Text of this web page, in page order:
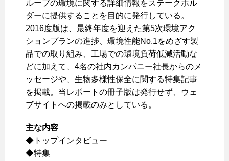
ループの環境に関する詳細情報をステークホル
ダーに提供することを目的に発行している。
2016度版は、最終年度を迎えた第5次環境アク
ションプランの進捗、環境性能No.1をめざす製
品での取り組み、工場での環境負荷低減活動な
どに加えて、4名の社内カンパニー社長からのメ
ッセージや、生物多様性保全に関する特集記事
を掲載。当レポートの冊子版は発行せず、ウェ
ブサイトへの掲載のみとしている。
主な内容
◆トップインタビュー
◆特集